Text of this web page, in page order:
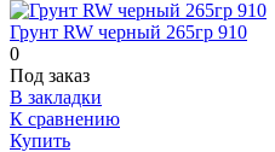
Грунт RW черный 265гр 910
0
Под заказ
В закладки
К сравнению
Купить